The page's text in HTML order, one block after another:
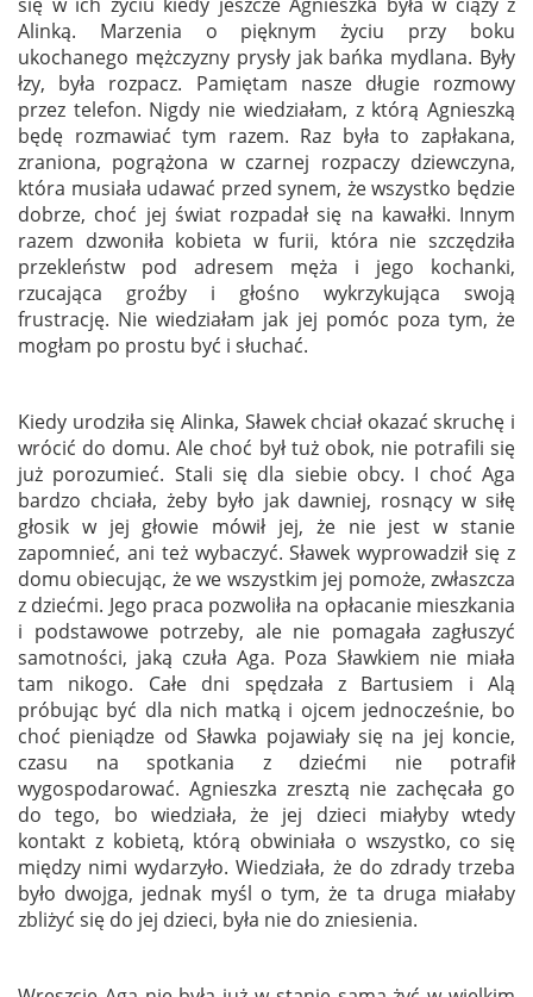
Alinką. Marzenia o pięknym życiu przy boku
ukochanego mężczyzny prysły jak bańka mydlana. Były
łzy, była rozpacz. Pamiętam nasze długie rozmowy
przez telefon. Nigdy nie wiedziałam, z którą Agnieszką
będę rozmawiać tym razem. Raz była to zapłakana,
zraniona, pogrążona w czarnej rozpaczy dziewczyna,
która musiała udawać przed synem, że wszystko będzie
dobrze, choć jej świat rozpadał się na kawałki. Innym
razem dzwoniła kobieta w furii, która nie szczędziła
przekleństw pod adresem męża i jego kochanki,
rzucająca groźby i głośno wykrzykująca swoją
frustrację. Nie wiedziałam jak jej pomóc poza tym, że
mogłam po prostu być i słuchać.
Kiedy urodziła się Alinka, Sławek chciał okazać skruchę i
wrócić do domu. Ale choć był tuż obok, nie potrafili się
już porozumieć. Stali się dla siebie obcy. I choć Aga
bardzo chciała, żeby było jak dawniej, rosnący w siłę
głosik w jej głowie mówił jej, że nie jest w stanie
zapomnieć, ani też wybaczyć. Sławek wyprowadził się z
domu obiecując, że we wszystkim jej pomoże, zwłaszcza
z dziećmi. Jego praca pozwoliła na opłacanie mieszkania
i podstawowe potrzeby, ale nie pomagała zagłuszyć
samotności, jaką czuła Aga. Poza Sławkiem nie miała
tam nikogo. Całe dni spędzała z Bartusiem i Alą
próbując być dla nich matką i ojcem jednocześnie, bo
choć pieniądze od Sławka pojawiały się na jej koncie,
czasu na spotkania z dziećmi nie potrafił
wygospodarować. Agnieszka zresztą nie zachęcała go
do tego, bo wiedziała, że jej dzieci miałyby wtedy
kontakt z kobietą, którą obwiniała o wszystko, co się
między nimi wydarzyło. Wiedziała, że do zdrady trzeba
było dwojga, jednak myśl o tym, że ta druga miałaby
zbliżyć się do jej dzieci, była nie do zniesienia.